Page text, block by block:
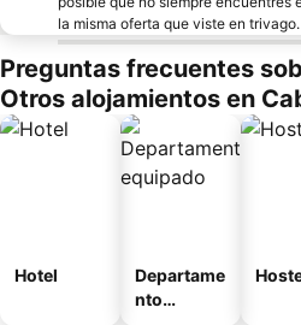
la misma oferta que viste en trivago.
Preguntas frecuentes
Otros alojamientos en
Hotel
Departame
nto